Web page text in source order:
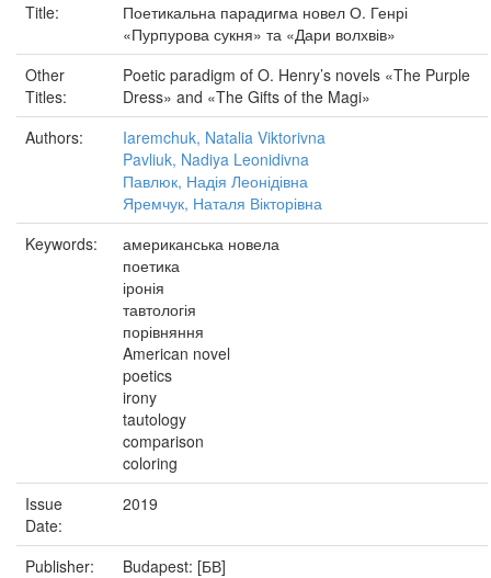
Title:
Поетикальна парадигма новел О. Генрі
«Пурпурова сукня» та «Дари волхвів»
Other
Titles:
Poetic paradigm of O. Henry’s novels «The Purple
Dress» and «The Gifts of the Magi»
Authors:
Iaremchuk, Natalia Viktorivna
Pavliuk, Nadiya Leonidivna
Павлюк, Надія Леонідівна
Яремчук, Наталя Вікторівна
Keywords:
американська новела
поетика
іронія
тавтологія
порівняння
American novel
poetics
irony
tautology
comparison
coloring
Issue
Date:
2019
Publisher:
Budapest: [БВ]